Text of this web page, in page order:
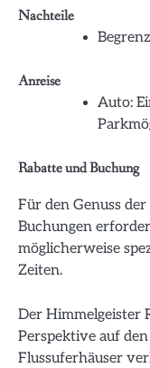
Nachteile
Anreise
Auto:
Rabatte und Buchung
Für den Genuss
Buchungen
möglicherweise
Zeiten.
Der Himmelgeister
Perspektive auf
Flussuferhäuser